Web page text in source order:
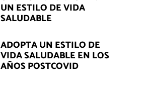
UN ESTILO DE VIDA
SALUDABLE
ADOPTA UN ESTILO DE
VIDA SALUDABLE EN LOS
AÑOS POSTCOVID